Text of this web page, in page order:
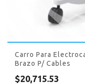
Carro Para
Brazo P/ Cables
$20,715.53